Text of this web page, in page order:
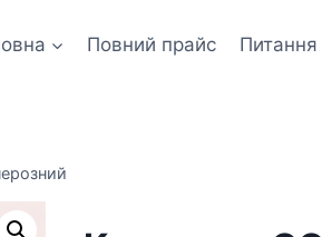
Повний прайс Питання